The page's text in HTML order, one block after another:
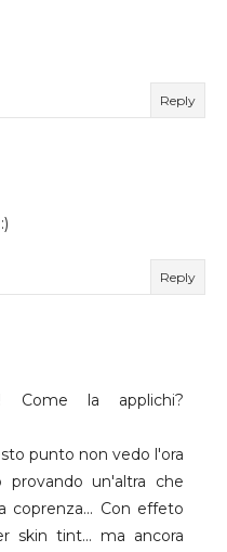
Reply
Reply
Come la applichi?
punto non vedo l'ora
provando un'altra che
coprenza... Con effeto
skin tint... ma ancora